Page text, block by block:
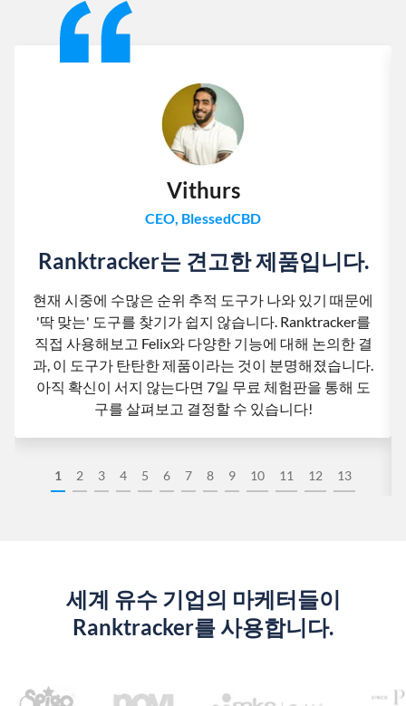
1 2 3 4 5 6 7 8 9 10 11 12 13
Vithurs
CEO, BlessedCBD
Ranktracker는 견고한 제품입니다.
현재 시중에 수많은 순위 추적 도구가 나와 있기 때문에
'딱 맞는' 도구를 찾기가 쉽지 않습니다. Ranktracker를
직접 사용해보고 Felix와 다양한 기능에 대해 논의한 결
과, 이 도구가 탄탄한 제품이라는 것이 분명해졌습니다.
아직 확신이 서지 않는다면 7일 무료 체험판을 통해 도
구를 살펴보고 결정할 수 있습니다!
세계 유수 기업의 마케터들이
Ranktracker를 사용합니다.